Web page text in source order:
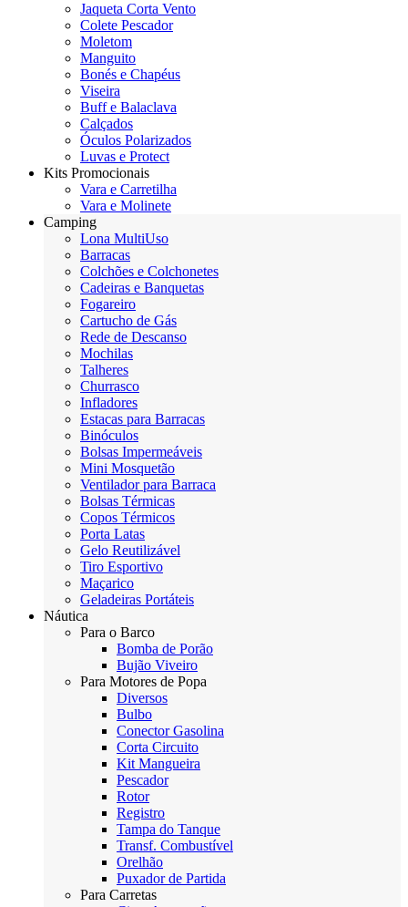
Jaqueta Corta Vento
Colete Pescador
Moletom
Manguito
Bonés e Chapéus
Viseira
Buff e Balaclava
Calçados
Óculos Polarizados
Luvas e Protect
Kits Promocionais
Vara e Carretilha
Vara e Molinete
Camping
Lona MultiUso
Barracas
Colchões e Colchonetes
Cadeiras e Banquetas
Fogareiro
Cartucho de Gás
Rede de Descanso
Mochilas
Talheres
Churrasco
Infladores
Estacas para Barracas
Binóculos
Bolsas Impermeáveis
Mini Mosquetão
Ventilador para Barraca
Bolsas Térmicas
Copos Térmicos
Porta Latas
Gelo Reutilizável
Tiro Esportivo
Maçarico
Geladeiras Portáteis
Náutica
Para o Barco
Bomba de Porão
Bujão Viveiro
Para Motores de Popa
Diversos
Bulbo
Conector Gasolina
Corta Circuito
Kit Mangueira
Pescador
Rotor
Registro
Tampa do Tanque
Transf. Combustível
Orelhão
Puxador de Partida
Para Carretas